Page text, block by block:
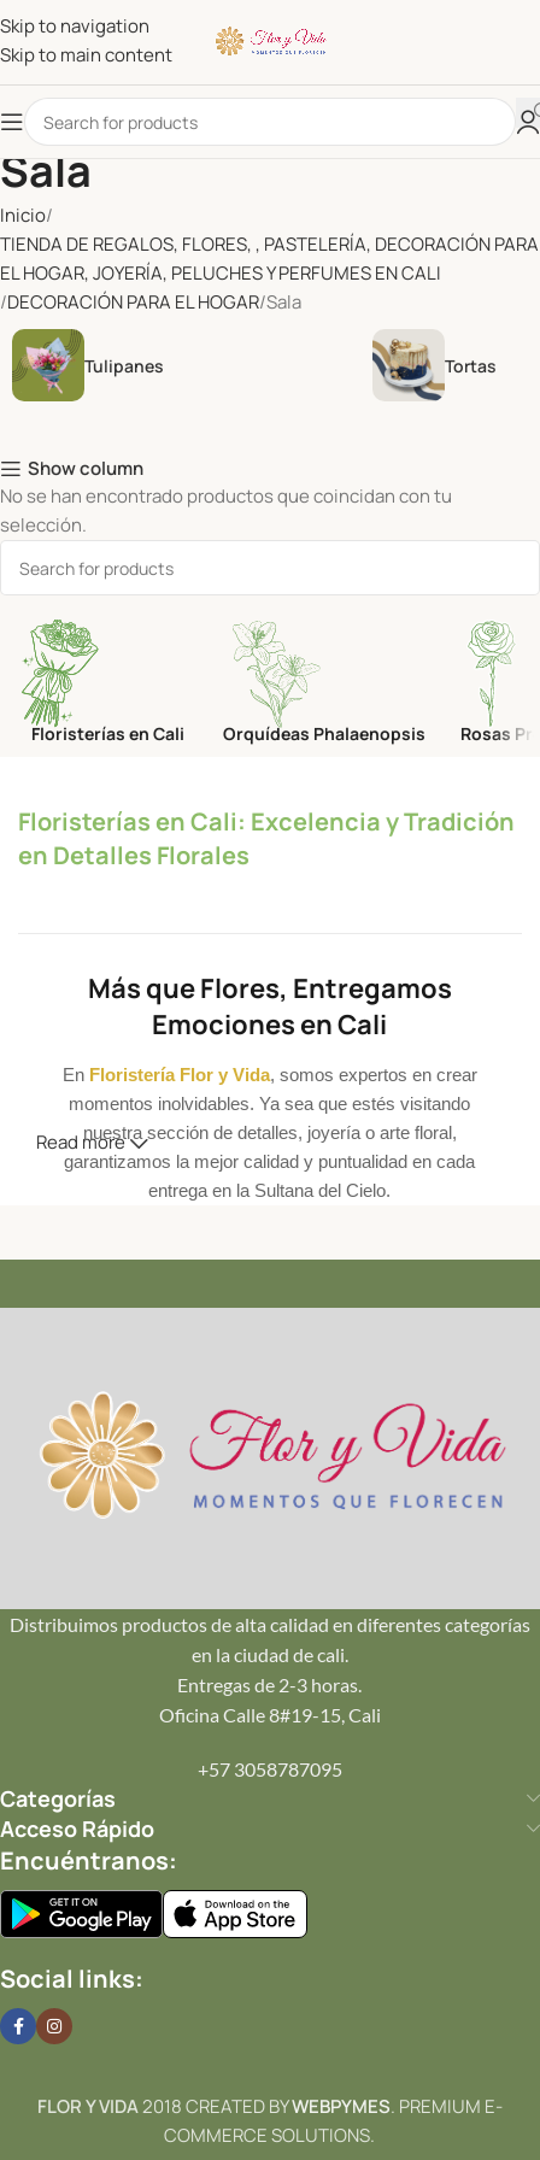
Skip to navigation
Skip to main content
Sala
Inicio
TIENDA DE REGALOS, FLORES, , PASTELERÍA, DECORACIÓN PARA
EL HOGAR, JOYERÍA, PELUCHES Y PERFUMES EN CALI
DECORACIÓN PARA EL HOGAR Sala
Tulipanes Tortas
Show column
No se han encontrado productos que coincidan con tu
selección.
Floristerías en Cali Orquídeas Phalaenopsis Rosas
Floristerías en Cali: Excelencia y Tradición
en Detalles Florales
Más que Flores, Entregamos
Emociones en Cali
En Floristería Flor y Vida, somos expertos en crear
momentos inolvidables. Ya sea que estés visitando
nuestra sección de detalles, joyería o arte floral,
garantizamos la mejor calidad y puntualidad en cada
entrega en la Sultana del Cielo.
💐 Bouquets 🌸 Orquídeas 💎 Joyería
¿Por qué elegir Flor y Vida para tus regalos
en Cali? (Leer más)
Read more
Distribuimos productos de alta calidad en diferentes categorías
en la ciudad de cali.
Entregas de 2-3 horas.
Oficina Calle 8#19-15, Cali
+57 3058787095
Categorías
Acceso Rápido
Encuéntranos:
Social links:
FLOR Y VIDA2018 CREATED BYWEBPYMES. PREMIUM E-
COMMERCE SOLUTIONS.